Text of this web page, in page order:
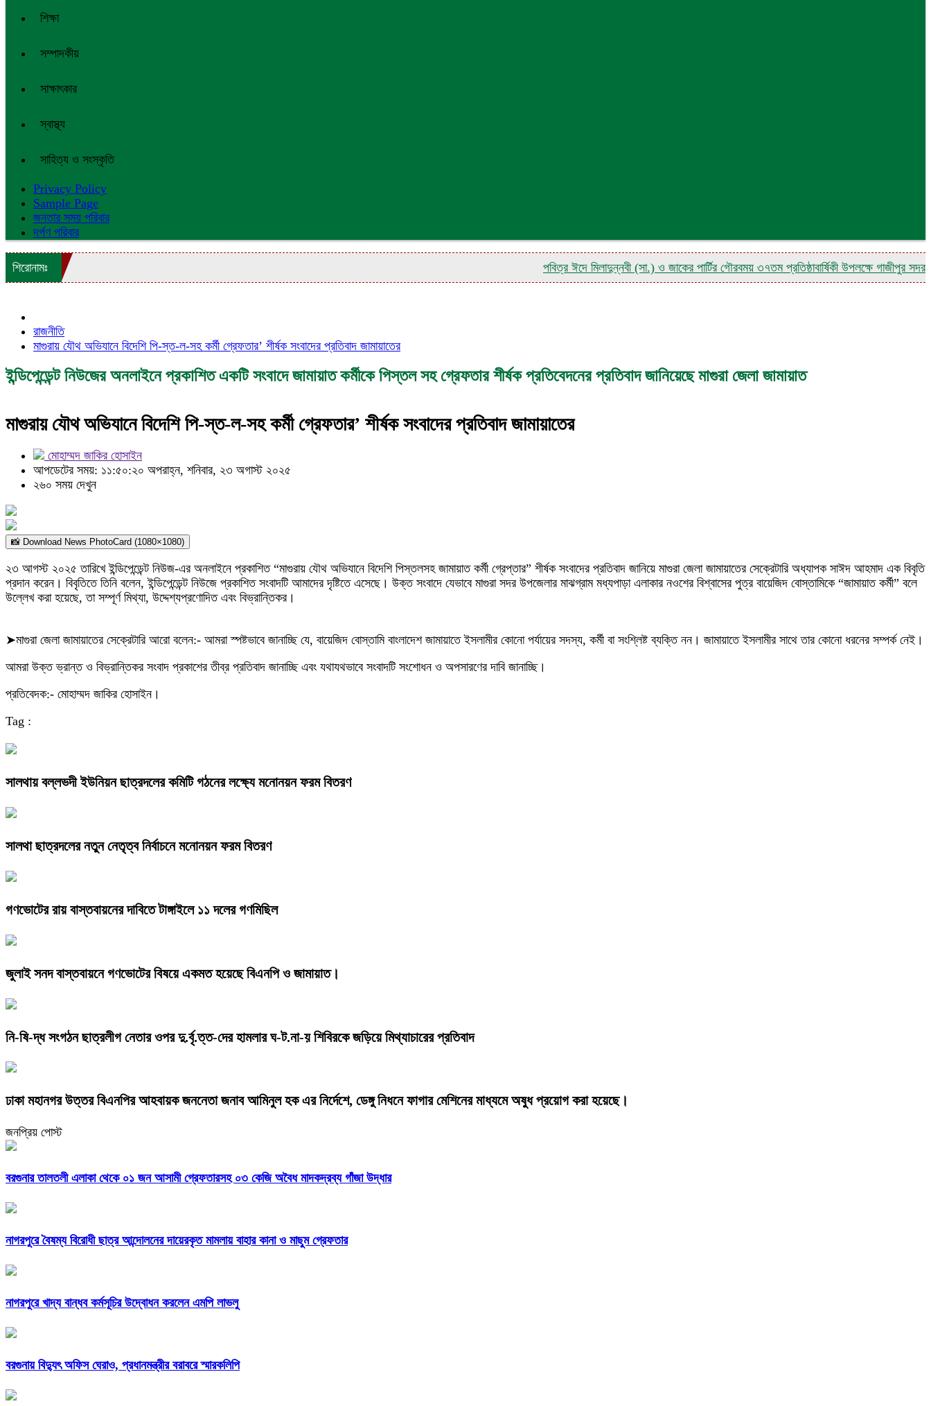
শিক্ষা
সম্পাদকীয়
সাক্ষাৎকার
স্বাস্থ্য
সাহিত্য ও সংস্কৃতি
Privacy Policy
Sample Page
জনতার সময় পরিবার
দর্পণ পরিবার
শিরোনামঃ পবিত্র ঈদে মিলাদুন্নবী (সা.) ও জাকের পার্টির গৌরবময় ৩৭তম প্রতিষ্ঠাবার্ষিকী উপলক্ষে গাজীপুর সদর থানার
রাজনীতি
মাগুরায় যৌথ অভিযানে বিদেশি পি-স্ত-ল-সহ কর্মী গ্রেফতার’ শীর্ষক সংবাদের প্রতিবাদ জামায়াতের
ইন্ডিপেন্ডেন্ট নিউজের অনলাইনে প্রকাশিত একটি সংবাদে জামায়াত কর্মীকে পিস্তল সহ গ্রেফতার শীর্ষক প্রতিবেদনের প্রতিবাদ জানিয়েছে মাগুরা জেলা জামায়াত
মাগুরায় যৌথ অভিযানে বিদেশি পি-স্ত-ল-সহ কর্মী গ্রেফতার’ শীর্ষক সংবাদের প্রতিবাদ জামায়াতের
মোহাম্মদ জাকির হোসাইন
আপডেটের সময়: ১১:৫০:২০ অপরাহ্ন, শনিবার, ২৩ অগাস্ট ২০২৫
২৬০ সময় দেখুন
📸 Download News PhotoCard (1080×1080)
২৩ আগস্ট ২০২৫ তারিখে ইন্ডিপেন্ডেন্ট নিউজ-এর অনলাইনে প্রকাশিত “মাগুরায় যৌথ অভিযানে বিদেশি পিস্তলসহ জামায়াত কর্মী গ্রেপ্তার” শীর্ষক সংবাদের প্রতিবাদ জানিয়ে মাগুরা জেলা জামায়াতের সেক্রেটারি অধ্যাপক সাঈদ আহমাদ এক বিবৃতি
প্রদান করেন। বিবৃতিতে তিনি বলেন, ইন্ডিপেন্ডেন্ট নিউজে প্রকাশিত সংবাদটি আমাদের দৃষ্টিতে এসেছে। উক্ত সংবাদে যেভাবে মাগুরা সদর উপজেলার মাঝগ্রাম মধ্যপাড়া এলাকার নওশের বিশ্বাসের পুত্র বায়েজিদ বোস্তামিকে “জামায়াত কর্মী” বলে
উল্লেখ করা হয়েছে, তা সম্পূর্ণ মিথ্যা, উদ্দেশ্যপ্রণোদিত এবং বিভ্রান্তিকর।
➤মাগুরা জেলা জামায়াতের সেক্রেটারি আরো বলেন:- আমরা স্পষ্টভাবে জানাচ্ছি যে, বায়েজিদ বোস্তামি বাংলাদেশ জামায়াতে ইসলামীর কোনো পর্যায়ের সদস্য, কর্মী বা সংশ্লিষ্ট ব্যক্তি নন। জামায়াতে ইসলামীর সাথে তার কোনো ধরনের সম্পর্ক নেই।
আমরা উক্ত ভ্রান্ত ও বিভ্রান্তিকর সংবাদ প্রকাশের তীব্র প্রতিবাদ জানাচ্ছি এবং যথাযথভাবে সংবাদটি সংশোধন ও অপসারণের দাবি জানাচ্ছি।
প্রতিবেদক:- মোহাম্মদ জাকির হোসাইন।
Tag :
সালথায় বল্লভদী ইউনিয়ন ছাত্রদলের কমিটি গঠনের লক্ষ্যে মনোনয়ন ফরম বিতরণ
সালথা ছাত্রদলের নতুন নেতৃত্ব নির্বাচনে মনোনয়ন ফরম বিতরণ
গণভোটের রায় বাস্তবায়নের দাবিতে টাঙ্গাইলে ১১ দলের গণমিছিল
জুলাই সনদ বাস্তবায়নে গণভোটের বিষয়ে একমত হয়েছে বিএনপি ও জামায়াত।
নি-ষি-দ্ধ সংগঠন ছাত্রলীগ নেতার ওপর দু.র্বৃ.ত্ত-দের হামলার ঘ-ট.না-য় শিবিরকে জড়িয়ে মিথ্যাচারের প্রতিবাদ
ঢাকা মহানগর উত্তর বিএনপির আহবায়ক জননেতা জনাব আমিনুল হক এর নির্দেশে, ডেঙ্গু নিধনে ফাগার মেশিনের মাধ্যমে অষুধ প্রয়োগ করা হয়েছে।
জনপ্রিয় পোস্ট
বরগুনার তালতলী এলাকা থেকে ০১ জন আসামী গ্রেফতারসহ ০৩ কেজি অবৈধ মাদকদ্রব্য গাঁজা উদ্ধার
নাগরপুরে বৈষম্য বিরোধী ছাত্র আন্দোলনের দায়েরকৃত মামলায় বাহার কানা ও মাছুম গ্রেফতার
নাগরপুরে খাদ্য বান্ধব কর্মসূচির উদ্বোধন করলেন এমপি লাভলু
বরগুনায় বিদ্যুৎ অফিস ঘেরাও, প্রধানমন্ত্রীর বরাবরে স্মারকলিপি